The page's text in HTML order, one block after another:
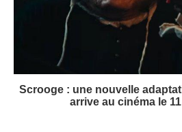
Scrooge : une nouvelle
arrive au cinéma le